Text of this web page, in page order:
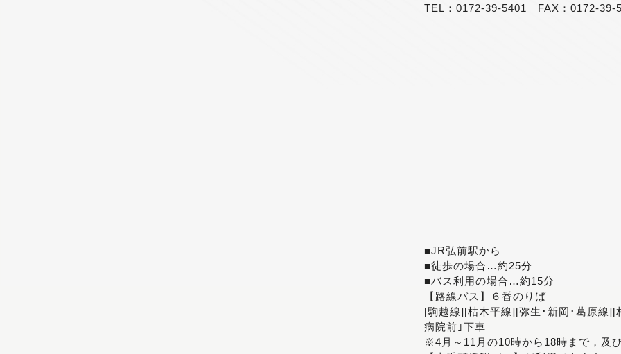
TEL：0172-39-5401 FAX：0172-39-
■JR弘前駅から
■徒歩の場合…約25分
■バス利用の場合…約15分
【路線バス】６番のりば
[駒越線][枯木平線][弥生･新岡･葛原線
病院前｣下車
※4月～11月の10時から18時まで，及